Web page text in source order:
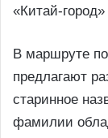
«Китай-
В маршруте
предлагают
старинное
фамилии